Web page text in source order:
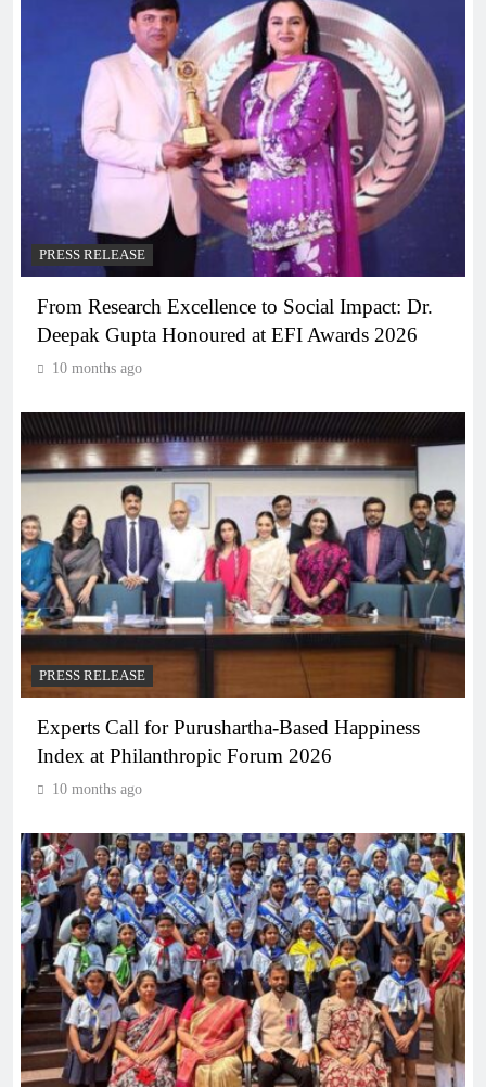
PRESS RELEASE
From Research Excellence to Social Impact: Dr.
Deepak Gupta Honoured at EFI Awards 2026
10 months ago
PRESS RELEASE
Experts Call for Purushartha-Based Happiness
Index at Philanthropic Forum 2026
10 months ago